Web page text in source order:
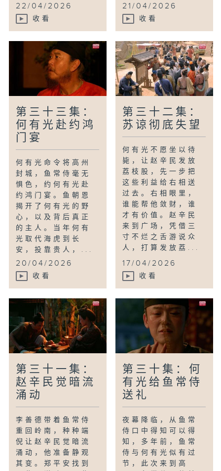
22/04/2026
收看
21/04/2026
收看
第三十三集：
何有光赴约鸿
门宴
何有光命令将高州
封城，鱼常侍毫无
惧色，约何有光赴
约鸿门宴。鱼朝恩
揭开了何有光的野
心，以及背后真正
的主人。当年何有
光取代海虎到长
安，投靠贵人，...
20/04/2026
收看
第三十二集：
苏谅彻底失望
何有光不愿坐以待
毙，让赵辛民发放
荔枝股，先一步把
这些利益给右相送
过去。右相眼里，
谁能帮他敛财，谁
才有价值。赵辛民
来到广场，凭借三
寸不烂之舌游说众
人，打算发放荔...
17/04/2026
收看
第三十一集：
赵辛民觉暗流
涌动
李善德带着鱼常侍
重回岭南，种种端
倪让赵辛民觉暗流
涌动，他准备静观
其变。郑平安找到
第三十集：何
有光给鱼常侍
送礼
夜幕降临，从鱼常
侍口中得知可以得
知，多年前，鱼常
侍与何有光似有过
节，此次来到高